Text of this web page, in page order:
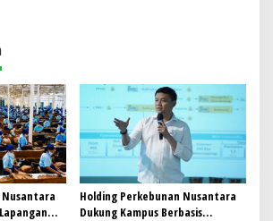
Holding Perkebunan Nusantara
Dukung Kampus Berbasis